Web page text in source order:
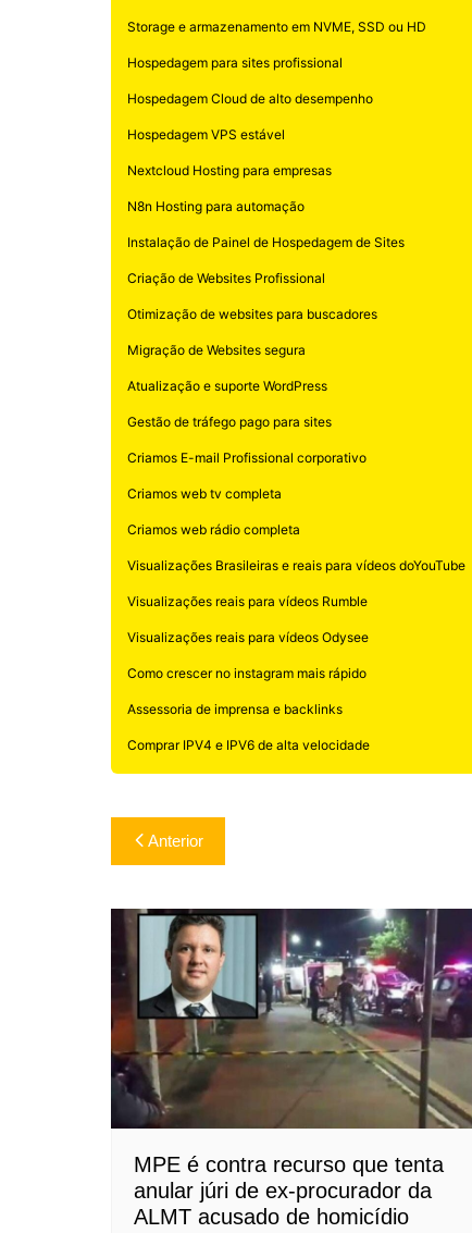
Storage e armazenamento em NVME, SSD ou HD
Hospedagem para sites profissional
Hospedagem Cloud de alto desempenho
Hospedagem VPS estável
Nextcloud Hosting para empresas
N8n Hosting para automação
Instalação de Painel de Hospedagem de Sites
Criação de Websites Profissional
Otimização de websites para buscadores
Migração de Websites segura
Atualização e suporte WordPress
Gestão de tráfego pago para sites
Criamos E-mail Profissional corporativo
Criamos web tv completa
Criamos web rádio completa
Visualizações Brasileiras e reais para vídeos doYouTube
Visualizações reais para vídeos Rumble
Visualizações reais para vídeos Odysee
Como crescer no instagram mais rápido
Assessoria de imprensa e backlinks
Comprar IPV4 e IPV6 de alta velocidade
Navegação
de
Post
Anterior
MPE é contra recurso que tenta
anular júri de ex-procurador da
ALMT acusado de homicídio